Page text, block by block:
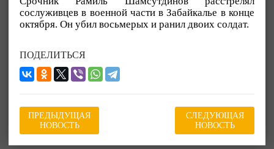
сослуживцев в военной части в Забайкалье в конце
октября. Он убил восьмерых и ранил двоих солдат.
ПОДЕЛИТЬСЯ
ПРЕДЫДУЩАЯ
НОВОСТЬ
СЛЕДУЮЩАЯ
НОВОСТЬ